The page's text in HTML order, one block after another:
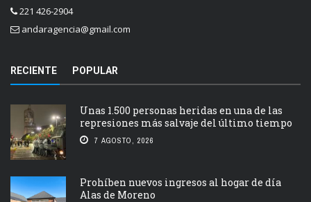
221 426-2904
andaragencia@gmail.com
RECIENTE POPULAR
Unas 1.500 personas heridas en una de las
represiones más salvaje del último tiempo
7 AGOSTO, 2026
Prohíben nuevos ingresos al hogar de día
Alas de Moreno